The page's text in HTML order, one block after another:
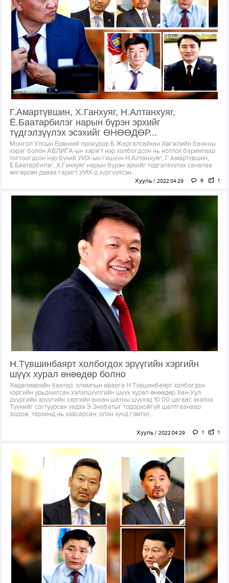
Г.Амартүвшин, Х.Ганхуяг, Н.Алтанхуяг,
Ё.Баатарбилэг нарын бүрэн эрхийг
түдгэлзүүлэх эсэхийг ӨНӨӨДӨР...
Монгол Улсын Ерөнхий прокурор Б.Жаргалсайхан Хөгжлийн банкны
хэрэг болон АВЛИГА-ын хэрэгт нэр холбогдсон нь нотлох баримтаар
тогтоогдсон нэр бүхий УИХ-ын гишүүн Н.Алтанхуяг, Г.Амартүвшин,
Ё.Баатарбилэг, Х.Ганхуяг нарын бүрэн эрхийг түдгэлзүүлэх саналаа
өнгөрсөн даваа гаригт УИХ-д хүргүүлсэн...
Хууль 2022.04.29 9 1
Н.Түвшинбаярт холбогдох эрүүгийн хэргийн
шүүх хурал өнөөдөр болно
Хөдөлмөрийн баатар, олимпын аварга Н.Түвшинбаярт холбогдох
хэргийн урьдчилсан хэлэлцүүлгийн шүүх хурал өнөөдөр Хан-Уул
дүүргийн эрүүгийн хэргийн анхан шатны шүүхэд 10:00 цагаас эхэлнэ.
Түүнийг согтуурсан үедээ Э.Энхбатыг тодорхойгүй шалтгаанаар
зодож, тархинд нь хавсарсан, олон хүнд гэмтэл...
Хууль 2022.04.29 1 1